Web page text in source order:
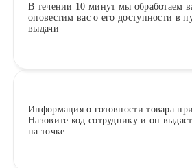
В течении 10 минут мы обработаем
оповестим вас о его доступности в
выдачи
Информация о готовности товара
Назовите код сотруднику и он
на точке